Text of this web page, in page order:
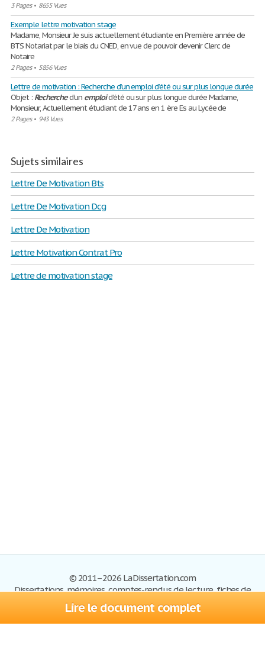
Lire le document complet
3 Pages• 8655 Vues
Exemple lettre motivation stage
Madame, Monsieur Je suis actuellement étudiante en Première année de
BTS Notariat par le biais du CNED, en vue de pouvoir devenir Clerc de
Notaire
2 Pages• 5856 Vues
Lettre de motivation : Recherche d’un emploi d’été ou sur plus longue durée
Objet : Recherched’un emploid’été ou sur plus longue durée Madame,
Monsieur, Actuellement étudiant de 17 ans en 1 ère Es au Lycée de
2 Pages• 943 Vues
Sujets similaires
Lettre De Motivation Bts
Lettre De Motivation Dcg
Lettre De Motivation
Lettre Motivation Contrat Pro
Lettre de motivation stage
© 2011–2026 LaDissertation.com
Dissertations, mémoires, comptes-rendus de lecture, fiches de
lectures, exemples du BAC